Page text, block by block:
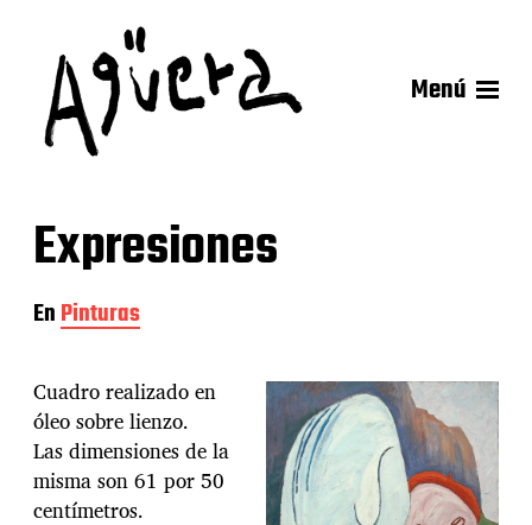
Menú
Expresiones
EnPinturas
Cuadro realizado en
óleo sobre lienzo.
Las dimensiones de la
misma son 61 por 50
centímetros.